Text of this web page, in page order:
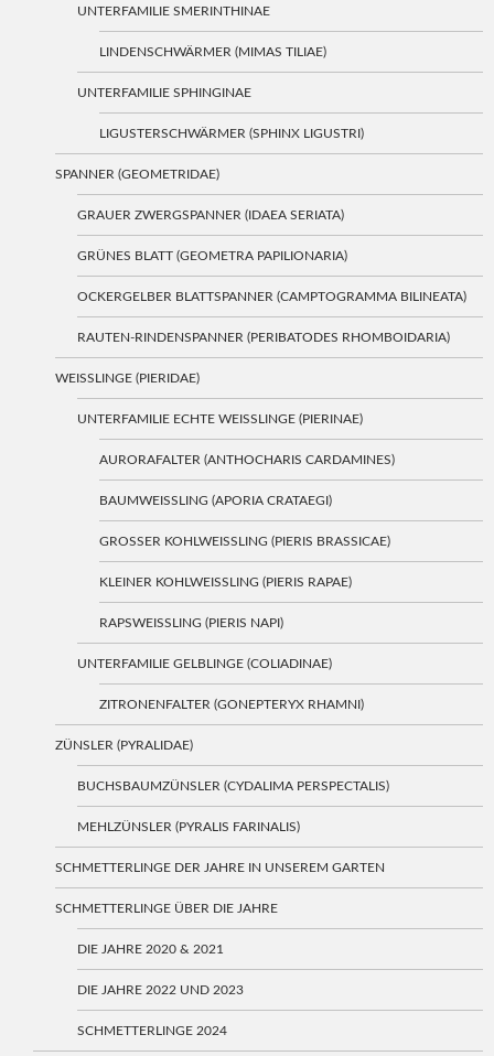
UNTERFAMILIE SMERINTHINAE
LINDENSCHWÄRMER (MIMAS TILIAE)
UNTERFAMILIE SPHINGINAE
LIGUSTERSCHWÄRMER (SPHINX LIGUSTRI)
SPANNER (GEOMETRIDAE)
GRAUER ZWERGSPANNER (IDAEA SERIATA)
GRÜNES BLATT (GEOMETRA PAPILIONARIA)
OCKERGELBER BLATTSPANNER (CAMPTOGRAMMA BILINEATA)
RAUTEN-RINDENSPANNER (PERIBATODES RHOMBOIDARIA)
WEISSLINGE (PIERIDAE)
UNTERFAMILIE ECHTE WEISSLINGE (PIERINAE)
AURORAFALTER (ANTHOCHARIS CARDAMINES)
BAUMWEISSLING (APORIA CRATAEGI)
GROSSER KOHLWEISSLING (PIERIS BRASSICAE)
KLEINER KOHLWEISSLING (PIERIS RAPAE)
RAPSWEISSLING (PIERIS NAPI)
UNTERFAMILIE GELBLINGE (COLIADINAE)
ZITRONENFALTER (GONEPTERYX RHAMNI)
ZÜNSLER (PYRALIDAE)
BUCHSBAUMZÜNSLER (CYDALIMA PERSPECTALIS)
MEHLZÜNSLER (PYRALIS FARINALIS)
SCHMETTERLINGE DER JAHRE IN UNSEREM GARTEN
SCHMETTERLINGE ÜBER DIE JAHRE
DIE JAHRE 2020 & 2021
DIE JAHRE 2022 UND 2023
SCHMETTERLINGE 2024